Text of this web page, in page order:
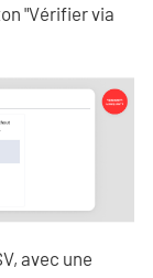
"Vérifier via
avec une